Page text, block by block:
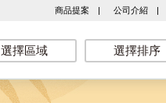
商品提案| 公司介紹|
選擇區域 選擇排序